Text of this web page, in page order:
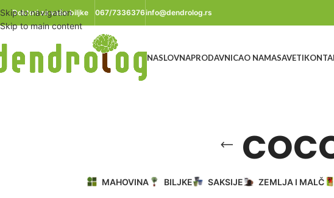
Skip to navigation
Skip to main content
Doktori za vaše biljke 067/7336376info@dendrolog.rs
NASLOVNAPRODAVNICAO NAMASAVETI
MAHOVINA BILJKE SAKSIJE ZEMLJA I MALČ